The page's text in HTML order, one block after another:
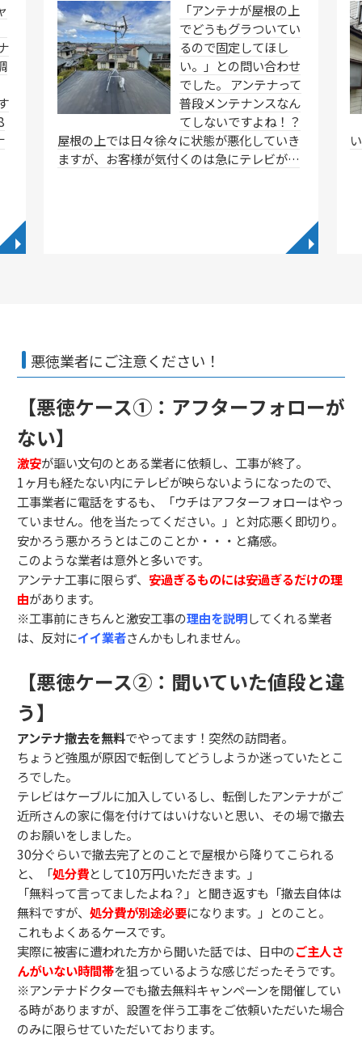
◥
「アンテナが屋根の上
でどうもグラついてい
るので固定してほし
い。」との問い合わせ
でした。 アンテナって
普段メンテナンスなん
てしないですよね！？
屋根の上では日々徐々に状態が悪化していき
ますが、お客様が気付くのは急にテレビが…
◥
悪徳業者にご注意ください！
【悪徳ケース①：アフターフォローが
ない】
激安が謳い文句のとある業者に依頼し、工事が終了。
1ヶ月も経たない内にテレビが映らないようになったので、
工事業者に電話をするも、「ウチはアフターフォローはやっ
ていません。他を当たってください。」と対応悪く即切り。
安かろう悪かろうとはこのことか・・・と痛感。
このような業者は意外と多いです。
アンテナ工事に限らず、 安過ぎるものには安過ぎるだけの理
由があります。
※工事前にきちんと激安工事の理由を説明してくれる業者
は、反対にイイ業者さんかもしれません。
【悪徳ケース②：聞いていた値段と違
う】
アンテナ撤去を無料でやってます！突然の訪問者。
ちょうど強風が原因で転倒してどうしようか迷っていたとこ
ろでした。
テレビはケーブルに加入しているし、転倒したアンテナがご
近所さんの家に傷を付けてはいけないと思い、その場で撤去
のお願いをしました。
30分ぐらいで撤去完了とのことで屋根から降りてこられる
と、「処分費として10万円いただきます。」
「無料って言ってましたよね？」と聞き返すも「撤去自体は
無料ですが、 処分費が別途必要になります。」とのこと。
これもよくあるケースです。
実際に被害に遭われた方から聞いた話では、日中のご主人さ
んがいない時間帯を狙っているような感じだったそうです。
※アンテナドクターでも撤去無料キャンペーンを開催してい
る時がありますが、設置を伴う工事をご依頼いただいた場合
のみに限らせていただいております。